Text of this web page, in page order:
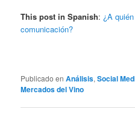
This post in Spanish: ¿A
comunicación?
Publicado en Análisis,Social
Mercados del Vino